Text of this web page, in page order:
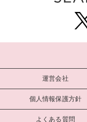
運営会社
個人情報保護方針
よくある質問